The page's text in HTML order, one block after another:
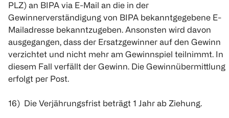
PLZ) an BIPA via E-Mail an die in der
Gewinnerverständigung von BIPA bekanntgegebene E-
Mailadresse bekanntzugeben. Ansonsten wird davon
ausgegangen, dass der Ersatzgewinner auf den Gewinn
verzichtet und nicht mehr am Gewinnspiel teilnimmt. In
diesem Fall verfällt der Gewinn. Die Gewinnübermittlung
erfolgt per Post.
16) Die Verjährungsfrist beträgt 1 Jahr ab Ziehung.